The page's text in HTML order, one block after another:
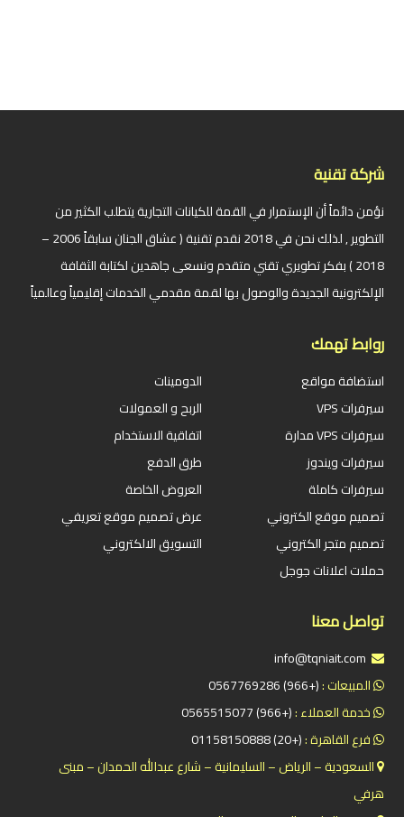
شركة تقنية
نؤمن دائماً أن الإستمرار في القمة للكيانات التجارية يتطلب الكثير من
التطوير , لذلك نحن في 2018 نقدم تقنية ( عشاق الجنان سابقاً 2006 –
2018 ) بفكر تطويري تقني متقدم ونسعى جاهدين لكتابة الثقافة
الإلكترونية الجديدة والوصول بها لقمة مقدمي الخدمات إقليمياً وعالمياً
روابط تهمك
استضافة مواقع
سيرفرات VPS
سيرفرات VPS مدارة
سيرفرات ويندوز
سيرفرات كاملة
تصميم موقع الكتروني
تصميم متجر الكتروني
حملات اعلانات جوجل
الدومينات
الربح و العمولات
اتفاقية الاستخدام
طرق الدفع
العروض الخاصة
عرض تصميم موقع تعريفي
التسويق الالكتروني
تواصل معنا
المبيعات :(+966) 0567769286
خدمة العملاء :(+966) 0565515077
فرع القاهرة :(+20) 01158150888
السعودية – الرياض – السليمانية – شارع عبدالله الحمدان – مبنى
هرفي